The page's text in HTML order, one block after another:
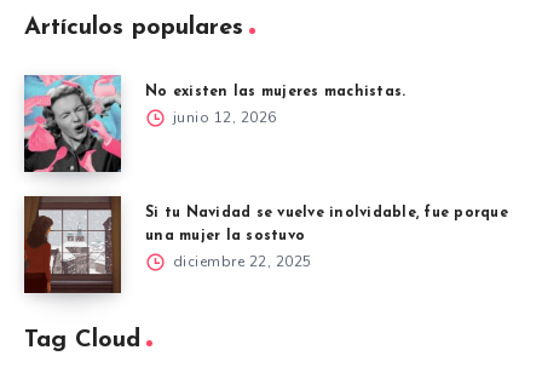
Artículos populares
No existen las mujeres machistas.
junio 12, 2026
Si tu Navidad se vuelve inolvidable, fue porque
una mujer la sostuvo
diciembre 22, 2025
Tag Cloud